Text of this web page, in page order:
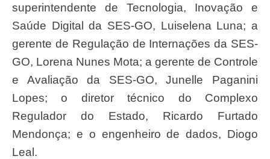
superintendente de Tecnologia, Inovação e
Saúde Digital da SES-GO, Luiselena Luna; a
gerente de Regulação de Internações da SES-
GO, Lorena Nunes Mota; a gerente de Controle
e Avaliação da SES-GO, Junelle Paganini
Lopes; o diretor técnico do Complexo
Regulador do Estado, Ricardo Furtado
Mendonça; e o engenheiro de dados, Diogo
Leal.